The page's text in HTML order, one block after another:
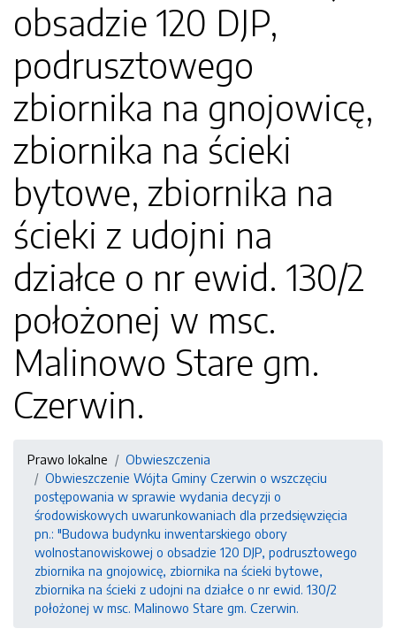
obsadzie 120 DJP,
podrusztowego
zbiornika na gnojowicę,
zbiornika na ścieki
bytowe, zbiornika na
ścieki z udojni na
działce o nr ewid. 130/2
położonej w msc.
Malinowo Stare gm.
Czerwin.
Prawo lokalne
Obwieszczenia
Obwieszczenie Wójta Gminy Czerwin o wszczęciu
postępowania w sprawie wydania decyzji o
środowiskowych uwarunkowaniach dla przedsięwzięcia
pn.: "Budowa budynku inwentarskiego obory
wolnostanowiskowej o obsadzie 120 DJP, podrusztowego
zbiornika na gnojowicę, zbiornika na ścieki bytowe,
zbiornika na ścieki z udojni na działce o nr ewid. 130/2
położonej w msc. Malinowo Stare gm. Czerwin.